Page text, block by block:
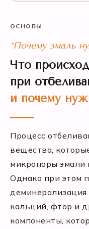
ОСНОВЫ
*Почему эмаль
Что
при
и почему
Процесс
вещества,
микропоры эмали
Однако при этом
кальций, фтор и
компоненты,